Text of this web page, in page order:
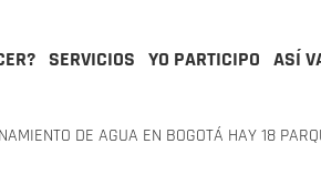
SERVICIOS YO PARTICIPO ASÍ
DE AGUA EN BOGOTÁ HAY 18